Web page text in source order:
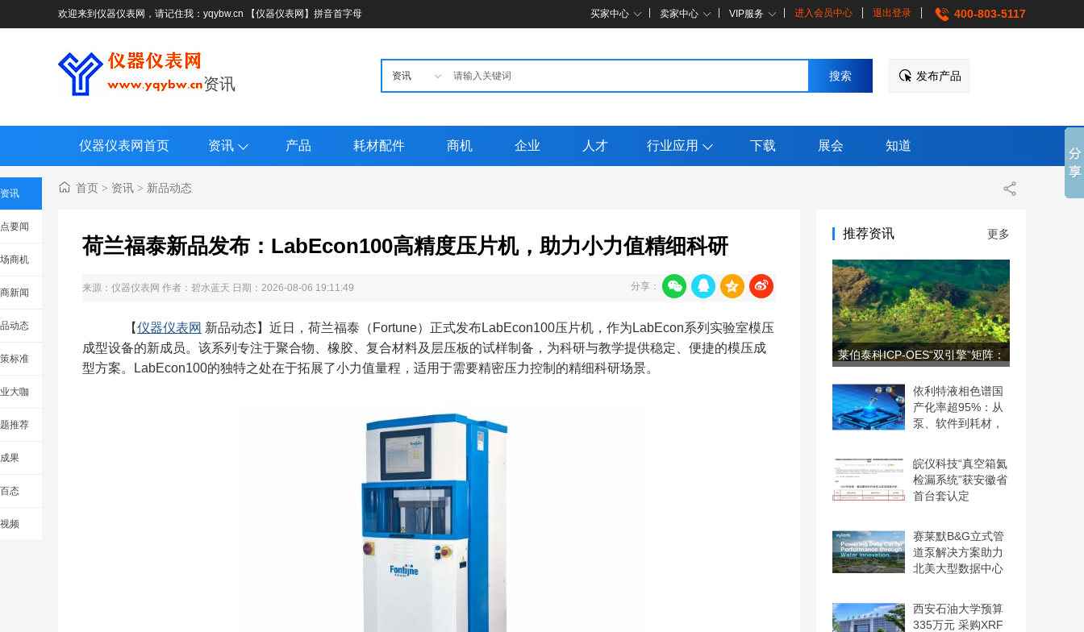
欢迎来到仪器仪表网，请记住我：yqybw.cn 【仪器仪表网】拼音首字母 买家中心 卖家中心 VIP服务 进入会员中心 退出登录 400-803-5117
资讯 发布产品
仪器仪表网首页 资讯 产品 耗材配件 商机 企业 人才 行业应用 下载 展会 知道
资讯
要闻
商机
新闻
动态
标准
大咖
推荐
成果
百态
视频
首页 > 资讯 > 新品动态
荷兰福泰新品发布：LabEcon100高精度压片机，助力小力值精细科研
来源： 仪器仪表网 作者：碧水蓝天 日期：2026-08-06 19:11:49 分享：
【仪器仪表网 新品动态】近日，荷兰福泰（Fortune）正式发布LabEcon100压片机，作为LabEcon系列实验室模压
成型设备的新成员。该系列专注于聚合物、橡胶、复合材料及层压板的试样制备，为科研与教学提供稳定、便捷的模压成
型方案。LabEcon100的独特之处在于拓展了小力值量程，适用于需要精密压力控制的精细科研场景。
更多
推荐资讯
莱伯泰科ICP-OES“双引擎”矩阵：
依利特液相色谱国
产化率超95%：从
泵、软件到耗材，
皖仪科技“真空箱氦
检漏系统”获安徽省
首台套认定
赛莱默B&G立式管
道泵解决方案助力
北美大型数据中心
西安石油大学预算
335万元 采购XRF